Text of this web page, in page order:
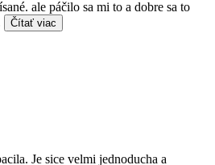
ale páčilo sa mi to a dobre sa to
Čítať viac
Je sice velmi jednoducha a